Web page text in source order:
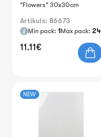
"Flowers" 30x30cm
Artikuls: 86673
Min pack: 1Max pack: 24
11.11€
NEW